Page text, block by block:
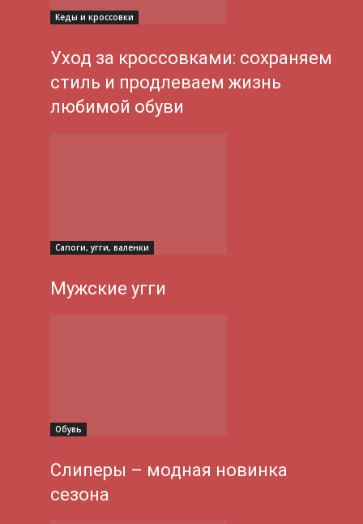
Кеды и кроссовки
Уход за кроссовками: сохраняем
стиль и продлеваем жизнь
любимой обуви
Сапоги, угги, валенки
Мужские угги
Обувь
Слиперы – модная новинка
сезона